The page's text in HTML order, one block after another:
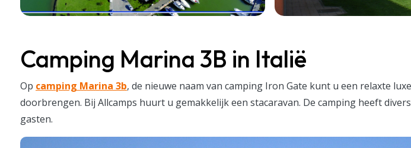
Camping Marina 3B in Italië
Op camping Marina 3b, de nieuwe naam van camping Iron Gate kunt u een relaxte
doorbrengen. Bij Allcamps huurt u gemakkelijk een stacaravan. De camping heeft
gasten.